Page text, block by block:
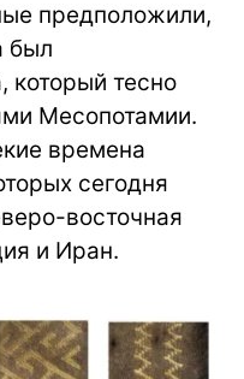
предположили,
был
который тесно
Месопотамии.
времена
сегодня
восточная
и Иран.